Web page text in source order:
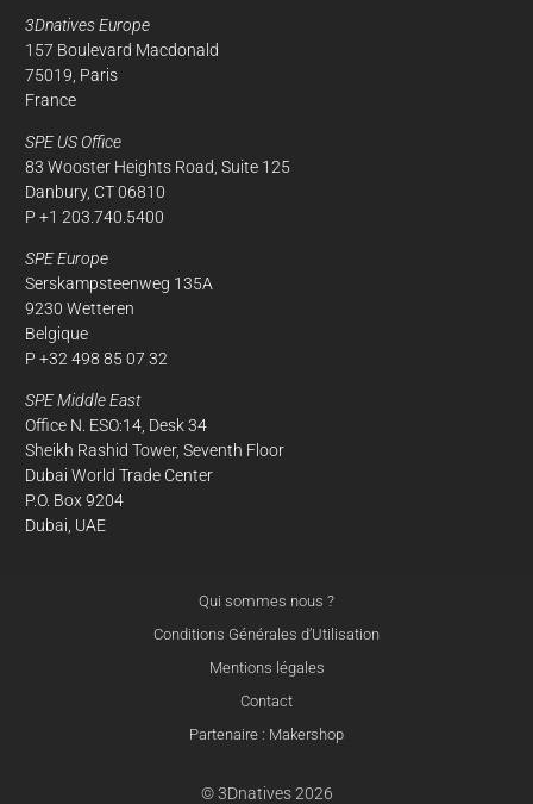
3Dnatives Europe
157 Boulevard Macdonald
75019, Paris
France
SPE US Office
83 Wooster Heights Road, Suite 125
Danbury, CT 06810
P +1 203.740.5400
SPE Europe
Serskampsteenweg 135A
9230 Wetteren
Belgique
P +32 498 85 07 32
SPE Middle East
Office N. ESO:14, Desk 34
Sheikh Rashid Tower, Seventh Floor
Dubai World Trade Center
P.O. Box 9204
Dubai, UAE
Qui sommes nous ?
Conditions Générales d’Utilisation
Mentions légales
Contact
Partenaire : Makershop
© 3Dnatives 2026